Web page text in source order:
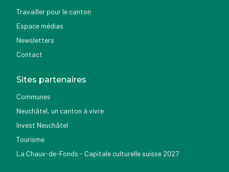
Travailler pour le canton
Espace médias
Newsletters
Contact
Sites partenaires
Communes
Neuchâtel, un canton à vivre
Invest Neuchâtel
Tourisme
La Chaux-de-Fonds - Capitale culturelle suisse 2027